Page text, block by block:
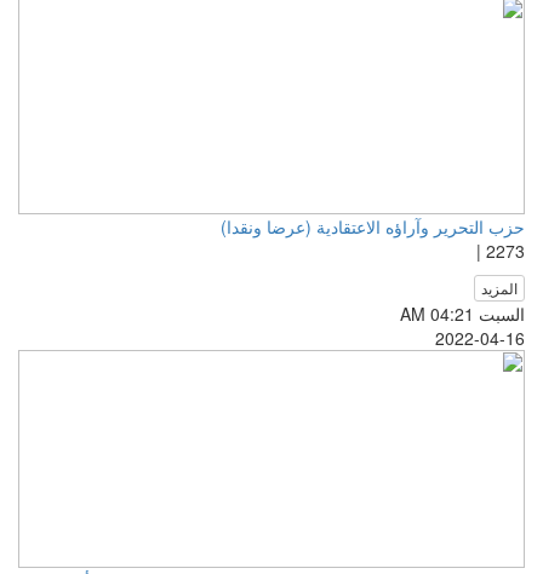
حزب التحرير وآراؤه الاعتقادية (عرضا ونقدا)
2273 |
المزيد
السبت AM 04:21
2022-04-16